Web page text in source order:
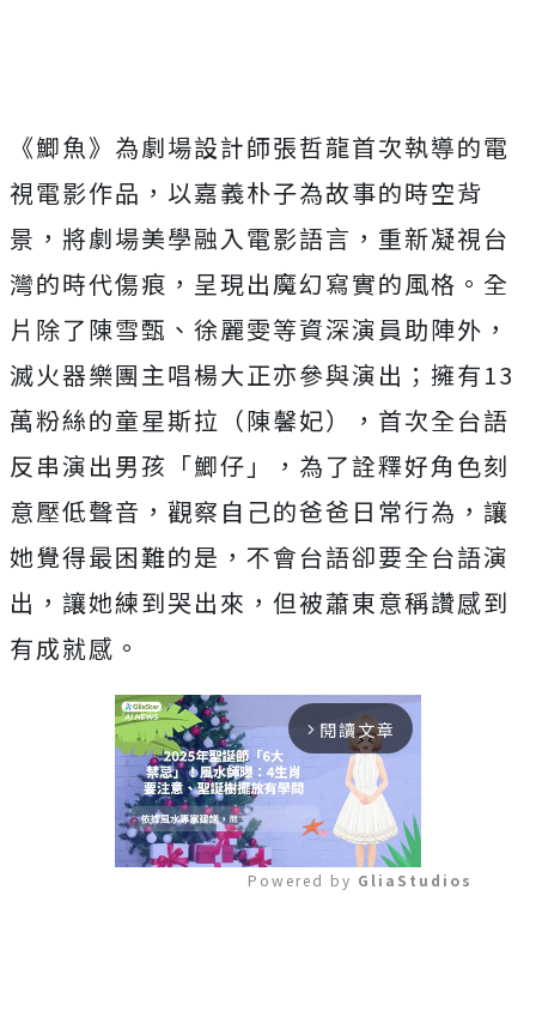
《鯽魚》為劇場設計師張哲龍首次執導的電
視電影作品， 以嘉義朴子為故事的時空背
景，將劇場美學融入電影語言， 重新凝視台
灣的時代傷痕，呈現出魔幻寫實的風格。 全
片除了陳雪甄、徐麗雯等資深演員助陣外，
滅火器樂團主唱楊大正亦參與演出；擁有13
萬粉絲的童星斯拉（陳馨妃），首次全台語
反串演出男孩「鯽仔」， 為了詮釋好角色刻
意壓低聲音，觀察自己的爸爸日常行為， 讓
她覺得最困難的是，不會台語卻要全台語演
出，讓她練到哭出來， 但被蕭東意稱讚感到
有成就感。
arrow_forward_ios 閱讀文章
Powered by GliaStudios